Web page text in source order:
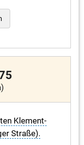
Klement-
Straße).